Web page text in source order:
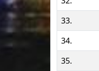
33.
34.
35.